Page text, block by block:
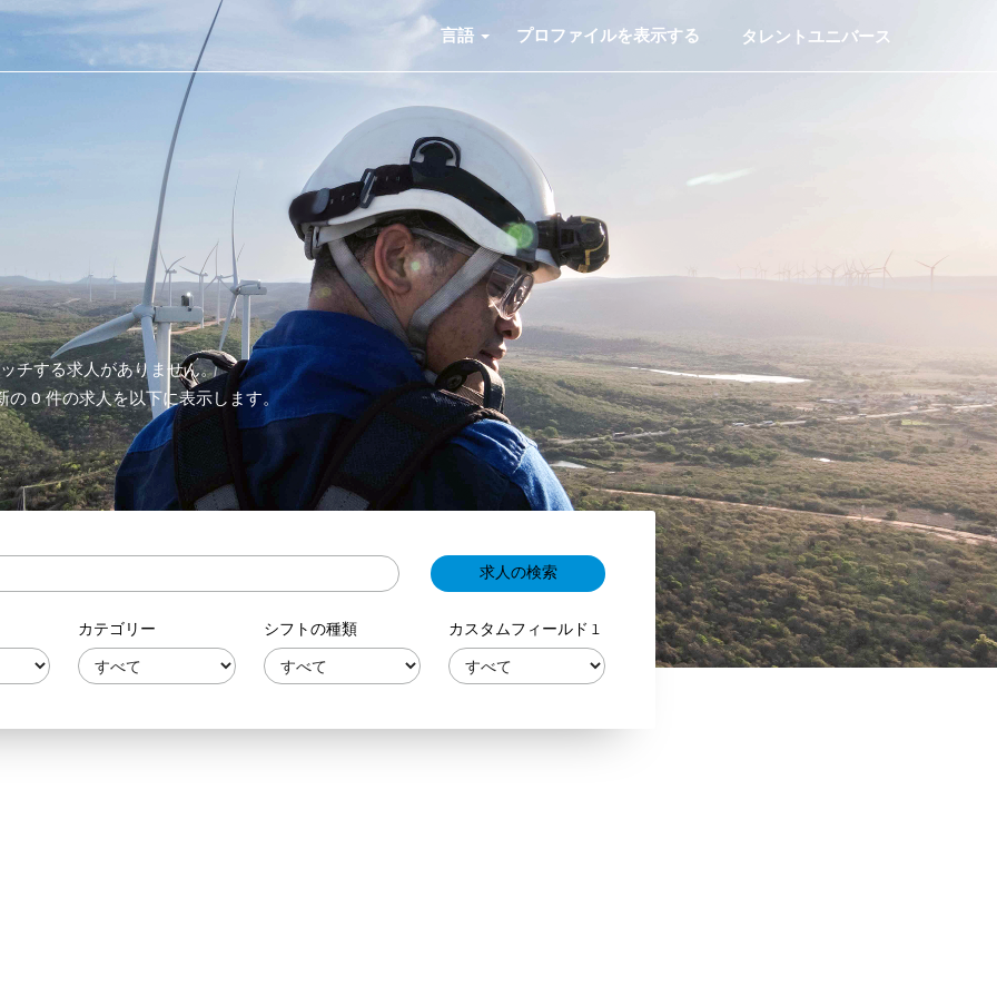
言語 プロファイルを表示する タレントユニバース
チする求人がありません。
の 0 件の求人を以下に表示します。
カテゴリー シフトの種類 カスタムフィールド 1